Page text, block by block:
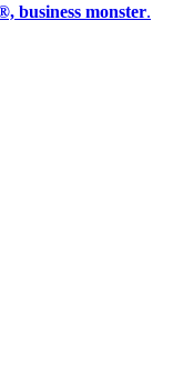
business monster.